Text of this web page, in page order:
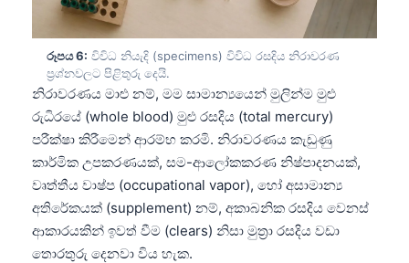
රූපය 6: විවිධ නියැදි (specimens) විවිධ රසදිය නිරාවරණ
ප්‍රශ්නවලට පිළිතුරු දෙයි.
නිරාවරණය මාළු නම්, මම සාමාන්‍යයෙන් මුලින්ම මුළු
රුධිරයේ (whole blood) මුළු රසදිය (total mercury)
පරීක්ෂා කිරීමෙන් ආරම්භ කරමි. නිරාවරණය කැඩුණු
කාර්මික උපකරණයක්, සම-ආලෝකකරණ නිෂ්පාදනයක්,
වෘත්තීය වාෂ්ප (occupational vapor), හෝ අසාමාන්‍ය
අතිරේකයක් (supplement) නම්, අකාබනික රසදිය වෙනස්
ආකාරයකින් ඉවත් වීම (clears) නිසා මුත්‍රා රසදිය වඩා
තොරතුරු දෙනවා විය හැක.
অসমীয়া
Galego
Latviešu valoda
Македонски јазик
Euskara
Gàidhlig
Occitan
العربية المغربية
Afrikaans